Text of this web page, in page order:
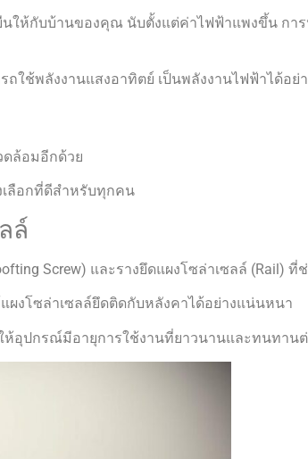
ให้กับบ้านของคุณ นับตั้งแต่ค่าไฟฟ้าแพงขึ้น กา
ช้พลังงานแสงอาทิตย์ เป็นพลังงานไฟฟ้าได้อย่
ดล้อมอีกด้วย
ลือกที่ดีสำหรับทุกคน
ล์
Screw) และรางยึดแผงโซล่าเซลล์ (Rail) ที่
ผงโซล่าเซลล์ยึดติดกับหลังคาได้อย่างแน่นหนา
อุปกรณ์มีอายุการใช้งานที่ยาวนานและทนทาน